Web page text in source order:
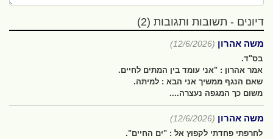
דיונים - תשובות ותגובות (2)
משה אהרון (12/6/2026)
בס"ד.
אמר אהרון : "אני עומד בין המתים לחיים.
שאם הנגף ממשיך אני הבא : למיתה.
משום כך המגפה נעצרה....
משה אהרון (12/6/2026)
לחרפתי פחדתי לקפוץ אל : "ים החיים".